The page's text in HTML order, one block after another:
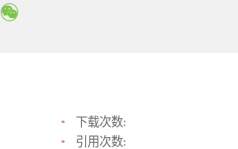
下载次数:
引用次数: